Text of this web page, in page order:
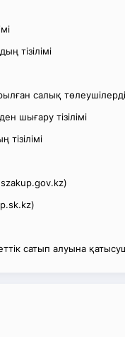
тізілімі
салық төлеушілердің
шығару тізілімі
сатып алуына